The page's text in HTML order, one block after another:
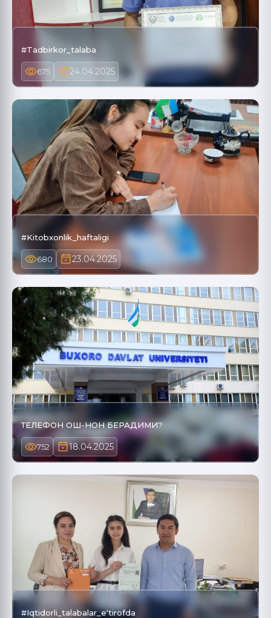
#Tadbirkor_talaba
675 24.04.2025
#Kitobxonlik_haftaligi
680 23.04.2025
ТЕЛЕФОН ОШ-НОН БЕРАДИМИ?
752 18.04.2025
#Iqtidorli_talabalar_eʻtirofda